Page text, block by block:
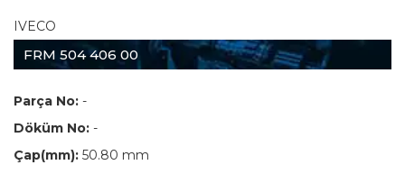
IVECO
FRM 504 406 00
Parça No: -
Döküm No: -
Çap(mm): 50.80 mm